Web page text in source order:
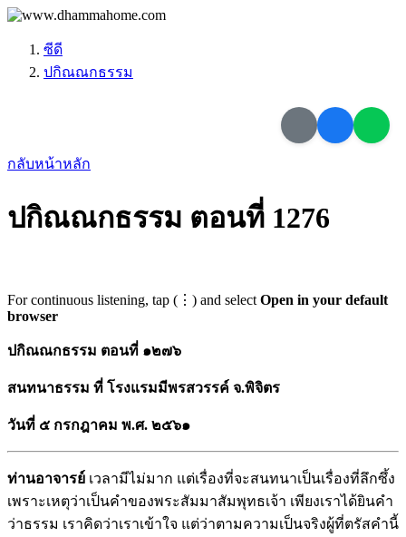
ซีดี
ปกิณณกธรรม
กลับหน้าหลัก
ปกิณณกธรรม ตอนที่ 1276
For continuous listening, tap (⋮) and select Open in your default
browser
ปกิณณกธรรม ตอนที่ ๑๒๗๖
สนทนาธรรม ที่ โรงแรมมีพรสวรรค์ จ.พิจิตร
วันที่ ๕ กรกฎาคม พ.ศ. ๒๕๖๑
ท่านอาจารย์ เวลามีไม่มาก แต่เรื่องที่จะสนทนาเป็นเรื่องที่ลึกซึ้ง
เพราะเหตุว่าเป็นคำของพระสัมมาสัมพุทธเจ้า เพียงเราได้ยินคำ
ว่าธรรม เราคิดว่าเราเข้าใจ แต่ว่าตามความเป็นจริงผู้ที่ตรัสคำนี้